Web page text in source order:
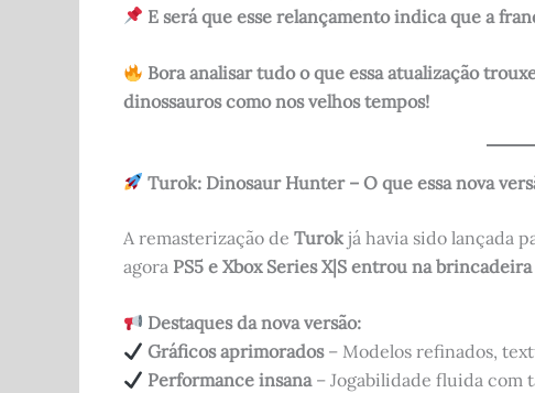
E será que esse relançamento indica que a
Bora analisar tudo o que essa atualização
dinossauros como nos velhos tempos!
Turok: Dinosaur Hunter – O que essa nova
A remasterização de Turok já havia sido lançada
agora PS5 e Xbox Series X|S entrou na brincadeira
Destaques da nova versão:
Gráficos aprimorados– Modelos refinados,
Performance insana– Jogabilidade fluida com